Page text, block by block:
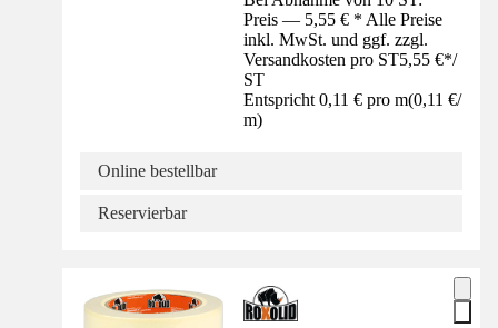
Preis — 5,55 € * Alle Preise
inkl. MwSt. und ggf. zzgl.
Versandkosten pro ST5,55 €*/
ST
Entspricht 0,11 € pro m(0,11 €/
m)
Online bestellbar
Reservierbar